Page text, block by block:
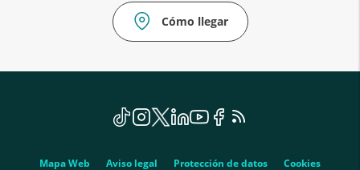
Cómo llegar
TikTok
Este
enlace
abrirá
Instagram
Enlace
a
aplicación
Twitter
Enlace
a
aplicación
Linkedin
Enlace
a
aplicación
YouTube
Enlace
aplicación
Facebook
Enlace
aplicación
Feed
Este
abrirá
Mapa Web Aviso legal Protección de datos Cookies